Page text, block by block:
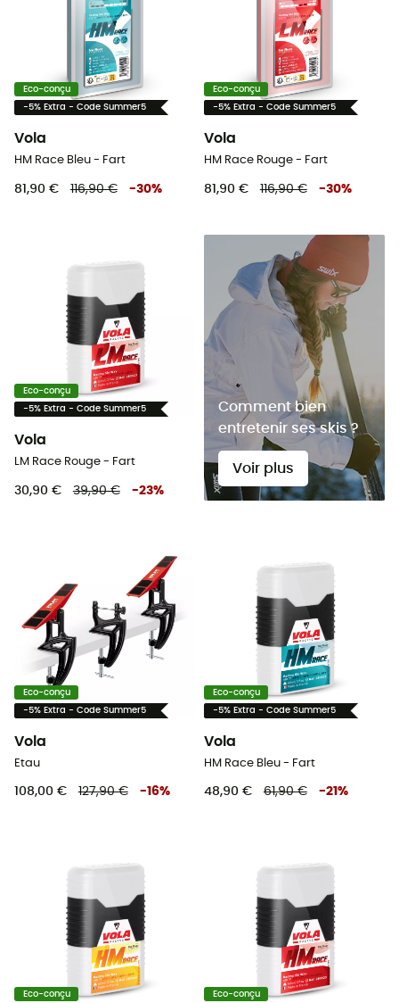
Eco-conçu
-5% Extra - Code Summer5
Vola
HM Race Bleu - Fart
81,90 € 116,90 € -30%
Eco-conçu
-5% Extra - Code Summer5
Vola
HM Race Rouge - Fart
81,90 € 116,90 € -30%
Eco-conçu
-5% Extra - Code Summer5
Vola
LM Race Rouge - Fart
30,90 € 39,90 € -23%
Comment bien
entretenir ses skis ?
Voir plus
Eco-conçu
-5% Extra - Code Summer5
Vola
Etau
108,00 € 127,90 € -16%
Eco-conçu
-5% Extra - Code Summer5
Vola
HM Race Bleu - Fart
48,90 € 61,90 € -21 %
Eco-conçu Eco-conçu